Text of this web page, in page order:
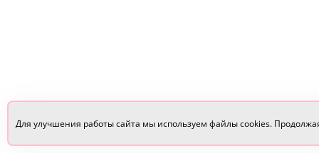
Для улучшения работы сайта мы используем файлы cookies.